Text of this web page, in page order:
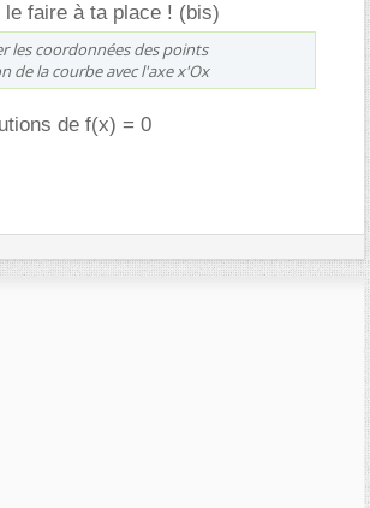
le faire à ta place ! (bis)
les coordonnées des points
de la courbe avec l'axe x'Ox
de f(x) = 0